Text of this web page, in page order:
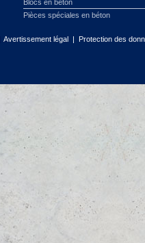
Blocs en béton
Pièces spéciales en béton
Avertissement légal | Protection des